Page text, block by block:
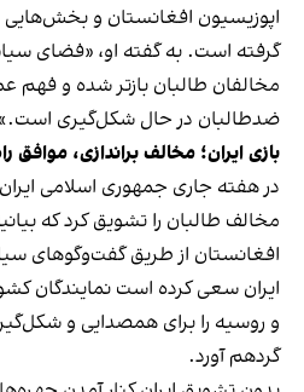
اپوزیسیون افغانستان و
گرفته است. به گفته او، «فضای
مخالفان طالبان بازتر شده و فهم
ضدطالبان در حال شکل‌گیری
بازی ایران؛ مخالف براندازی،
در هفته جاری جمهوری اسلامی
مخالف طالبان را تشویق کرد که
افغانستان از طریق گفت‌وگوهای
ایران سعی کرده است نمایندگان
و روسیه را برای همصدایی و
گردهم آورد.